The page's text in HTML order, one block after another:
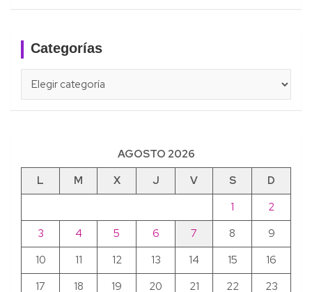
Categorías
AGOSTO 2026
L
M X J V S
D
1
2
3
4 5 6 7 8
9
10
11 12 13 14 15
16
17
18 19 20 21 22 23